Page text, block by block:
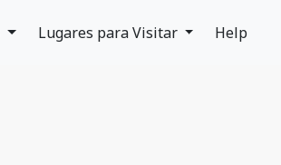
Lugares para Visitar Help